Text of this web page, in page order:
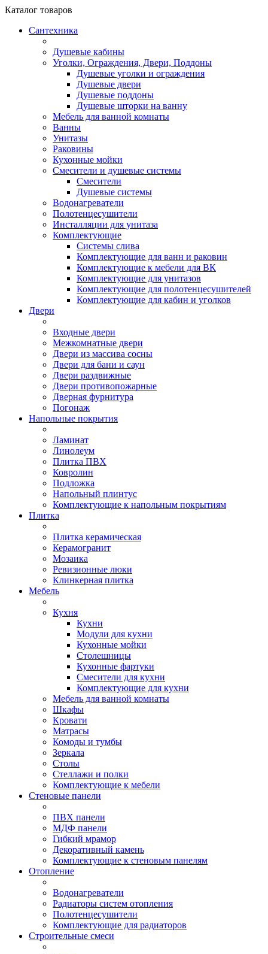
Каталог товаров
Сантехника
Душевые кабины
Уголки, Ограждения, Двери, Поддоны
Душевые уголки и ограждения
Душевые двери
Душевые поддоны
Душевые шторки на ванну
Мебель для ванной комнаты
Ванны
Унитазы
Раковины
Кухонные мойки
Смесители и душевые системы
Смесители
Душевые системы
Водонагреватели
Полотенцесушители
Инсталляции для унитаза
Комплектующие
Системы слива
Комплектующие для ванн и раковин
Комплектующие к мебели для ВК
Комплектующие для унитазов
Комплектующие для полотенцесушителей
Комплектующие для кабин и уголков
Двери
Входные двери
Межкомнатные двери
Двери из массива сосны
Двери для бани и саун
Двери раздвижные
Двери противопожарные
Дверная фурнитура
Погонаж
Напольные покрытия
Ламинат
Линолеум
Плитка ПВХ
Ковролин
Подложка
Напольный плинтус
Комплектующие к напольным покрытиям
Плитка
Плитка керамическая
Керамогранит
Мозаика
Ревизионные люки
Клинкерная плитка
Мебель
Кухня
Кухни
Модули для кухни
Кухонные мойки
Столешницы
Кухонные фартуки
Смесители для кухни
Комплектующие для кухни
Мебель для ванной комнаты
Шкафы
Кровати
Матрасы
Комоды и тумбы
Зеркала
Столы
Стеллажи и полки
Комплектующие к мебели
Стеновые панели
ПВХ панели
МДФ панели
Гибкий мрамор
Декоративный камень
Комплектующие к стеновым панелям
Отопление
Водонагреватели
Радиаторы систем отопления
Полотенцесушители
Комплектующие для радиаторов
Строительные смеси